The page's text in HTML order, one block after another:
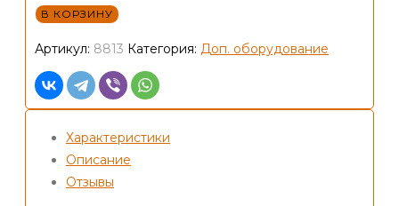
Количество
Дверца
ДСС
"Открытое
для
печи
В КОРЗИНУ
Артикул: 8813 Категория: Доп. оборудование
Характеристики
Описание
Отзывы